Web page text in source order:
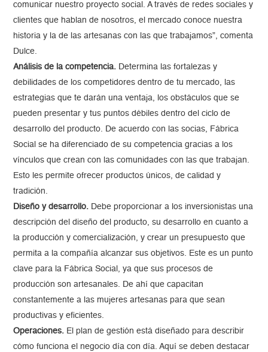
comunicar nuestro proyecto social. A través de redes sociales y
clientes que hablan de nosotros, el mercado conoce nuestra
historia y la de las artesanas con las que trabajamos”, comenta
Dulce.
Análisis de la competencia. Determina las fortalezas y
debilidades de los competidores dentro de tu mercado, las
estrategias que te darán una ventaja, los obstáculos que se
pueden presentar y tus puntos débiles dentro del ciclo de
desarrollo del producto. De acuerdo con las socias, Fábrica
Social se ha diferenciado de su competencia gracias a los
vínculos que crean con las comunidades con las que trabajan.
Esto les permite ofrecer productos únicos, de calidad y
tradición.
Diseño y desarrollo. Debe proporcionar a los inversionistas una
descripción del diseño del producto, su desarrollo en cuanto a
la producción y comercialización, y crear un presupuesto que
permita a la compañía alcanzar sus objetivos. Este es un punto
clave para la Fábrica Social, ya que sus procesos de
producción son artesanales. De ahí que capacitan
constantemente a las mujeres artesanas para que sean
productivas y eficientes.
Operaciones. El plan de gestión está diseñado para describir
cómo funciona el negocio día con día. Aquí se deben destacar